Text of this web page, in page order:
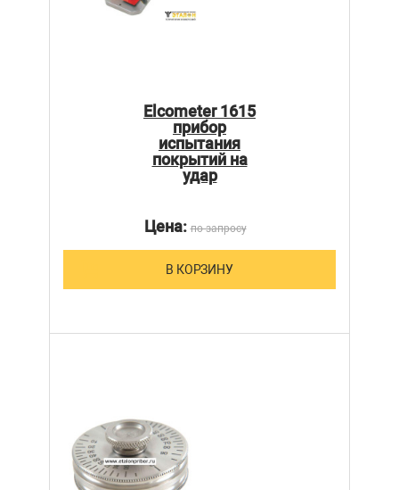
Elcometer 1615
прибор
испытания
покрытий на
удар
Цена:по запросу
В КОРЗИНУ